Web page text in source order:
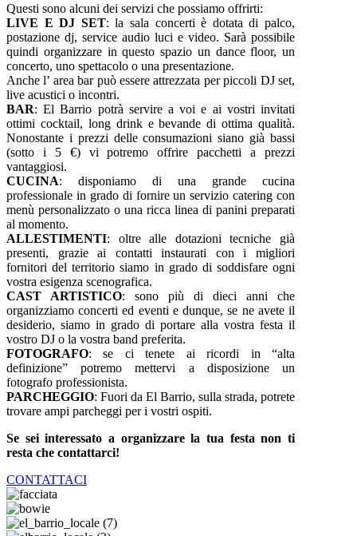
Questi sono alcuni dei servizi che possiamo offrirti:
LIVE E DJ SET: la sala concerti è dotata di palco,
postazione dj, service audio luci e video. Sarà possibile
quindi organizzare in questo spazio un dance floor, un
concerto, uno spettacolo o una presentazione.
Anche l’ area bar può essere attrezzata per piccoli DJ set,
live acustici o incontri.
BAR: El Barrio potrà servire a voi e ai vostri invitati
ottimi cocktail, long drink e bevande di ottima qualità.
Nonostante i prezzi delle consumazioni siano già bassi
(sotto i 5 €) vi potremo offrire pacchetti a prezzi
vantaggiosi.
CUCINA: disponiamo di una grande cucina
professionale in grado di fornire un servizio catering con
menù personalizzato o una ricca linea di panini preparati
al momento.
ALLESTIMENTI: oltre alle dotazioni tecniche già
presenti, grazie ai contatti instaurati con i migliori
fornitori del territorio siamo in grado di soddisfare ogni
vostra esigenza scenografica.
CAST ARTISTICO: sono più di dieci anni che
organizziamo concerti ed eventi e dunque, se ne avete il
desiderio, siamo in grado di portare alla vostra festa il
vostro DJ o la vostra band preferita.
FOTOGRAFO: se ci tenete ai ricordi in “alta
definizione” potremo mettervi a disposizione un
fotografo professionista.
PARCHEGGIO: Fuori da El Barrio, sulla strada, potrete
trovare ampi parcheggi per i vostri ospiti.
Se sei interessato a organizzare la tua festa non ti
resta che contattarci!
CONTATTACI